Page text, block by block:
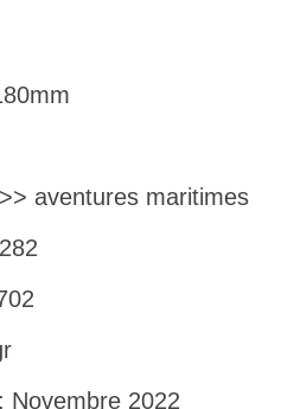
aventures maritimes
Novembre 2022